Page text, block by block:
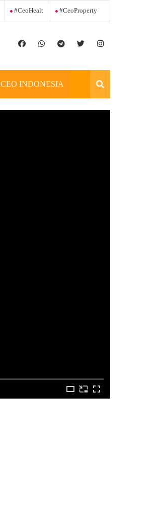
#ceoHealt #ceoProperty
CEO INDONESIA
OFFICIAL